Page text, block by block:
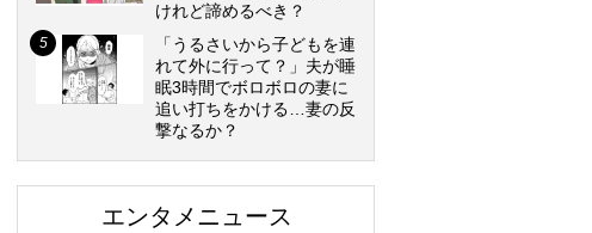
けれど諦めるべき？
「うるさいから子どもを連
れて外に行って？」夫が睡
眠3時間でボロボロの妻に
追い打ちをかける…妻の反
撃なるか？
エンタメニュース